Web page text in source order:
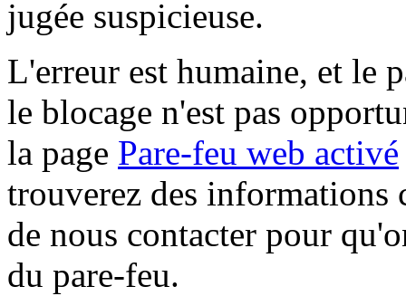
jugée suspicieuse.
L'erreur est humaine, et le
le blocage n'est pas
la page Pare-feu web activé
trouverez des informations
de nous contacter pour
du pare-feu.